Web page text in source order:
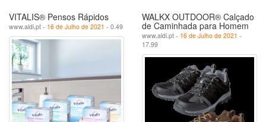
VITALIS® Pensos Rápidos
www.aldi.pt - 16 de Julho de 2021 - 0.49
WALKX OUTDOOR® Calçado
de Caminhada para Homem
www.aldi.pt - 16 de Julho de 2021 -
17.99